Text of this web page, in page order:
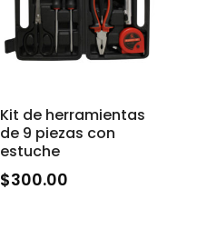
Kit de herramientas
de 9 piezas con
estuche
$300.00